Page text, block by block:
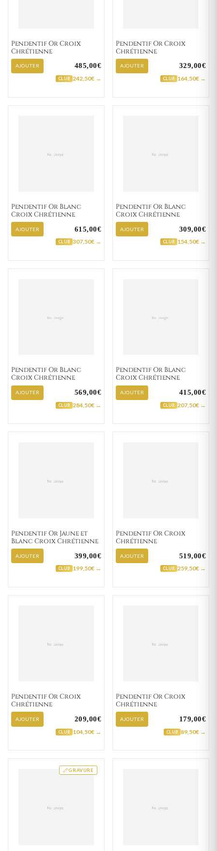
Pendentif Or Croix
Chrétienne
AJOUTER 485,00€
CLUB 242,50€ →
Pendentif Or Croix
Chrétienne
AJOUTER 329,00€
CLUB 164,50€ →
Pendentif Or Blanc
Croix Chrétienne
AJOUTER 615,00€
CLUB 307,50€ →
Pendentif Or Blanc
Croix Chrétienne
AJOUTER 309,00€
CLUB 154,50€ →
Pendentif Or Blanc
Croix Chrétienne
AJOUTER 569,00€
CLUB 284,50€ →
Pendentif Or Blanc
Croix Chrétienne
AJOUTER 415,00€
CLUB 207,50€ →
Pendentif Or Jaune et
Blanc Croix Chrétienne
AJOUTER 399,00€
CLUB 199,50€ →
Pendentif Or Croix
Chrétienne
AJOUTER 519,00€
CLUB 259,50€ →
Pendentif Or Croix
Chrétienne
AJOUTER 209,00€
CLUB 104,50€ →
Pendentif Or Croix
Chrétienne
AJOUTER 179,00€
CLUB 89,50€ →
GRAVURE